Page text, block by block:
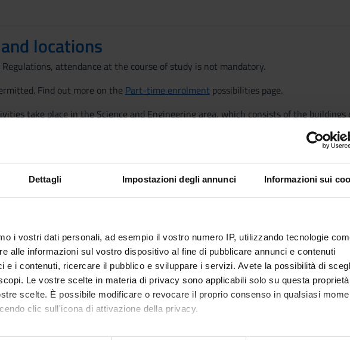
Dettagli Impostazioni degli annunci Informazioni sui
i vostri dati personali, ad esempio il vostro numero IP, utilizzando tecnologie
alle informazioni sul vostro dispositivo al fine di pubblicare annunci e contenuti
e i contenuti, ricercare il pubblico e sviluppare i servizi. Avete la possibilità di
Le vostre scelte in materia di privacy sono applicabili solo su questa proprietà
scelte. È possibile modificare o revocare il proprio consenso in qualsiasi
clic sull'icona di attivazione della privacy.
locations
attendance at the course of study is not mandatory.
Find out more on the Part-time enrolment possibilities page.
take place in the Science and Engineering area, which consists of the
, while practical exercises take